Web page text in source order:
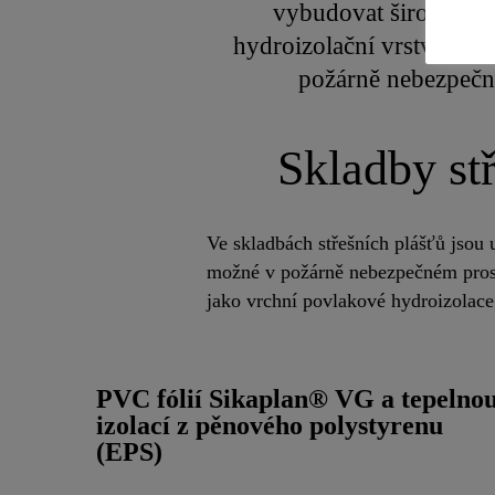
vybudovat širokou
hydroizolační vrstvy z
požárně
Skladby
Ve skladbách střešních plášťů
možné v požárně nebezpečném
jako vrchní povlakové
PVC fólií Sikaplan® VG a
izolací z pěnového polystyrenu
(EPS)